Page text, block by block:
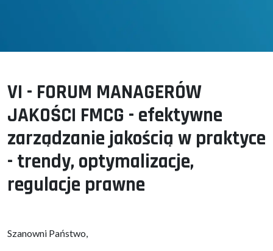
VI - FORUM MANAGERÓW
JAKOŚCI FMCG - efektywne
zarządzanie jakością w praktyce
- trendy, optymalizacje,
regulacje prawne
Szanowni Państwo,